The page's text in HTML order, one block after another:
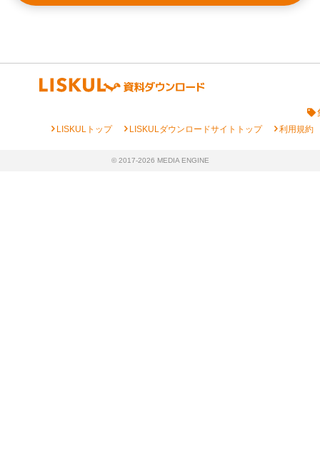
chevron_rightLISKULトップ chevron_rightLISKULダウンロードサイトトップ chevron_right利用規約
© 2017-2026 MEDIA ENGINE